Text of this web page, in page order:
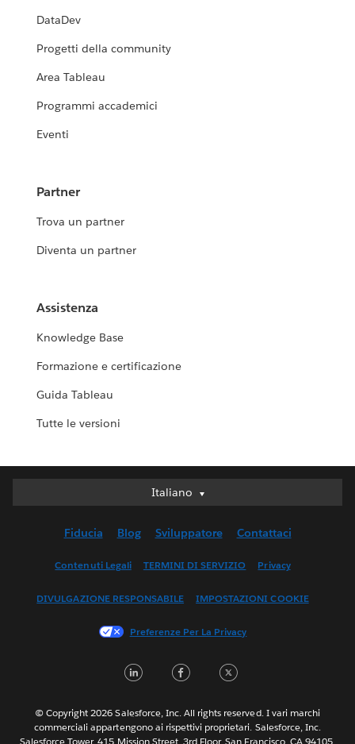
DataDev
Progetti della community
Area Tableau
Programmi accademici
Eventi
Partner
Trova un partner
Diventa un partner
Assistenza
Knowledge Base
Formazione e certificazione
Guida Tableau
Tutte le versioni
Italiano
Italiano
English (UK)
Français (Canada)
한국어
Português
Svenska
Fiducia Blog Sviluppatore Contattaci
Contenuti Legali TERMINI DI SERVIZIO Privacy
DIVULGAZIONE RESPONSABILE IMPOSTAZIONI COOKIE
Preferenze Per La Privacy
n c i
© Copyright 2026 Salesforce, Inc. All rights reserved. I vari marchi
commerciali appartengono ai rispettivi proprietari. Salesforce, Inc.
Salesforce Tower, 415 Mission Street, 3rd Floor, San Francisco, CA 94105,